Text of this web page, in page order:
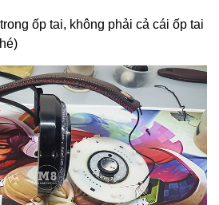
ốp tai, không phải cả cái ốp tai